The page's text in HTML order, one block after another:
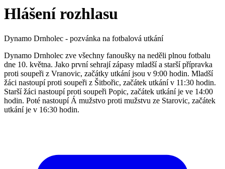
Hlášení rozhlasu
Dynamo Drnholec - pozvánka na fotbalová utkání
Dynamo Drnholec zve všechny fanoušky na neděli plnou fotbalu
dne 10. května. Jako první sehrají zápasy mladší a starší přípravka
proti soupeři z Vranovic, začátky utkání jsou v 9:00 hodin. Mladší
žáci nastoupí proti soupeři z Šitbořic, začátek utkání v 11:30 hodin.
Starší žáci nastoupí proti soupeři Popic, začátek utkání je ve 14:00
hodin. Poté nastoupí Á mužstvo proti mužstvu ze Starovic, začátek
utkání je v 16:30 hodin.